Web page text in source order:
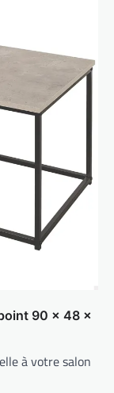
90 x 48 x
à votre salon